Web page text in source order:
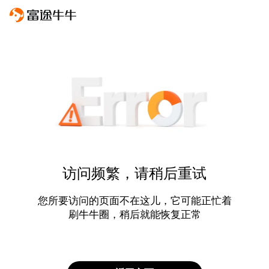
访问频繁，请稍后重试
您所要访问的页面不在这儿，它可能正忙着
刷牛牛圈，稍后就能恢复正常